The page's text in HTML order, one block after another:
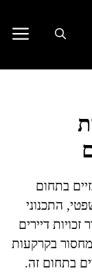
בתחום
התכנוני
דיירים
בקרקעות
בתחום זה.